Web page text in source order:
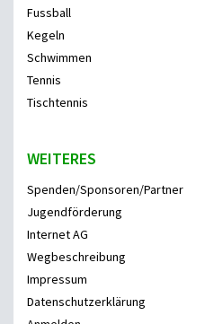
Fussball
Kegeln
Schwimmen
Tennis
Tischtennis
WEITERES
Spenden/Sponsoren/Partner
Jugendförderung
Internet AG
Wegbeschreibung
Impressum
Datenschutzerklärung